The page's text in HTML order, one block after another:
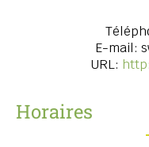
E-mail:
URL:
Horaires